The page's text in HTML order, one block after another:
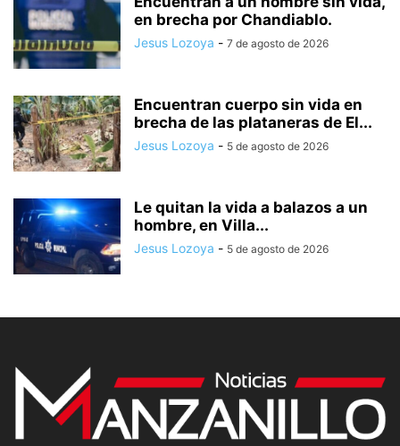
en brecha por Chandiablo.
Jesus Lozoya - 7 de agosto de 2026
Encuentran cuerpo sin vida en
brecha de las plataneras de El...
Jesus Lozoya - 5 de agosto de 2026
Le quitan la vida a balazos a un
hombre, en Villa...
Jesus Lozoya - 5 de agosto de 2026